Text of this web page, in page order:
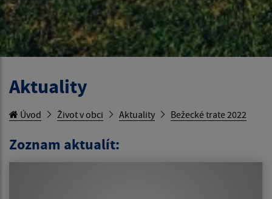
Aktuality
Úvod Život v obci Aktuality Bežecké trate 2022
Zoznam aktualít: